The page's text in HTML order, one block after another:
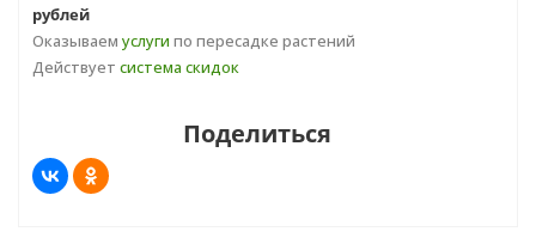
рублей
Оказываем услуги по пересадке растений
Действует система скидок
Поделиться